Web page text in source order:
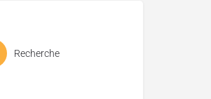
Recherche